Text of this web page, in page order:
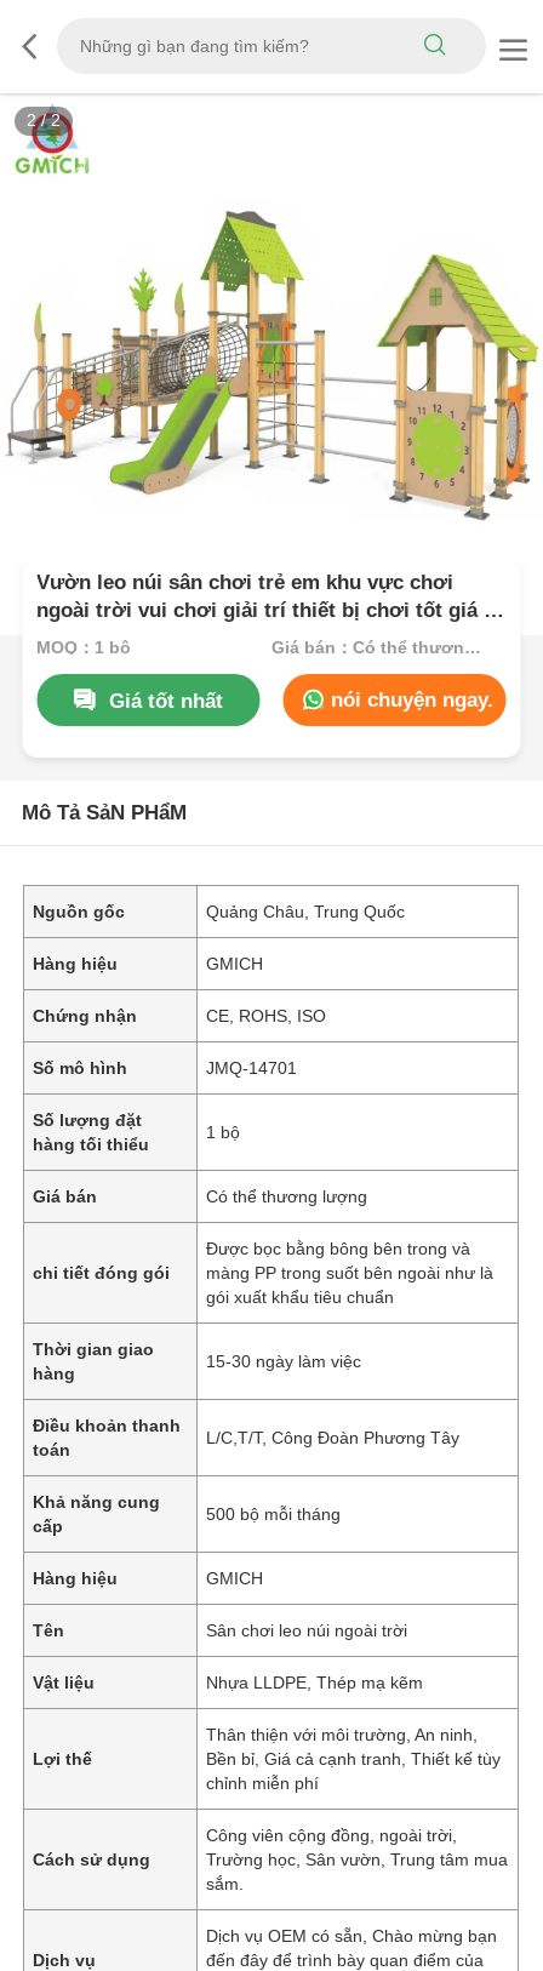
2/2
Vườn leo núi sân chơi trẻ em khu vực chơi
ngoài trời vui chơi giải trí thiết bị chơi tốt giá cả
trẻ em trượt bộ máy trực tiếp
MOQ：1 bộ Giá bán：Có thể thương lượng
Giá tốt nhất nói chuyện ngay.
Mô Tả SảN PHẩM
Nguồn gốc Quảng Châu, Trung Quốc
Hàng hiệu GMICH
Chứng nhận CE, ROHS, ISO
Số mô hình JMQ-14701
Số lượng đặt
hàng tối thiểu
1 bộ
Giá bán Có thể thương lượng
chi tiết đóng gói
Được bọc bằng bông bên trong và
màng PP trong suốt bên ngoài như là
gói xuất khẩu tiêu chuẩn
Thời gian giao
hàng
15-30 ngày làm việc
Điều khoản thanh
toán
L/C,T/T, Công Đoàn Phương Tây
Khả năng cung
cấp
500 bộ mỗi tháng
Hàng hiệu GMICH
Tên Sân chơi leo núi ngoài trời
Vật liệu Nhựa LLDPE, Thép mạ kẽm
Lợi thế
Thân thiện với môi trường, An ninh,
Bền bỉ, Giá cả cạnh tranh, Thiết kế tùy
chỉnh miễn phí
Cách sử dụng
Công viên cộng đồng, ngoài trời,
Trường học, Sân vườn, Trung tâm mua
sắm.
Dịch vụ
Dịch vụ OEM có sẵn, Chào mừng bạn
đến đây để trình bày quan điểm của